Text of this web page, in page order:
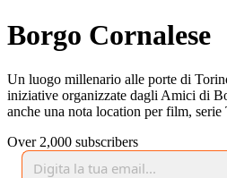
Borgo Cornalese
Un luogo millenario alle porte di
iniziative organizzate dagli Amici di
anche una nota location per film,
Over 2,000 subscribers